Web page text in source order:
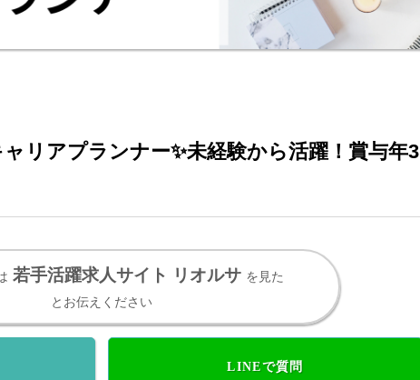
リアプランナー✨未経験から活躍！賞与年3
若手活躍求人サイト リオルサ を見た
とお伝えください
LINEで質問